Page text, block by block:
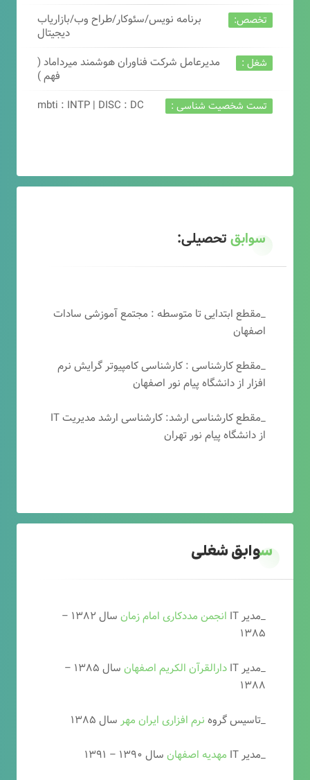
تخصص:
برنامه نویس/سئوکار/طراح وب/بازاریاب
دیجیتال
شغل :
مدیرعامل شرکت فناوران هوشمند میرداماد (
فهم )
تست شخصیت شناسی : mbti : INTP | DISC : DC
سوابقتحصیلی:
_مقطع ابتدایی تا متوسطه : مجتمع آموزشی سادات
اصفهان
_مقطع کارشناسی : کارشناسی کامپیوتر گرایش نرم
افزار از دانشگاه پیام نور اصفهان
_مقطع کارشناسی ارشد: کارشناسی ارشد مدیریت IT
از دانشگاه پیام نور تهران
سوابق شغلی
_مدیر IT انجمن مددکاری امام زمان
سال ۱۳۸۲ –
۱۳۸۵
_مدیر IT
دارالقرآن الکریم اصفهان
سال ۱۳۸۵ –
۱۳۸۸
_تاسیس گروه نرم افزاری ایران مهر سال ۱۳۸۵
_مدیر IT
مهدیه اصفهان سال ۱۳۹۰ – ۱۳۹۱